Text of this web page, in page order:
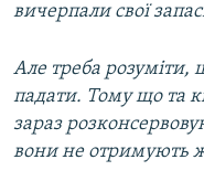
вичерпали свої
Але треба розуміти,
падати. Тому що та
зараз
вони не отримують